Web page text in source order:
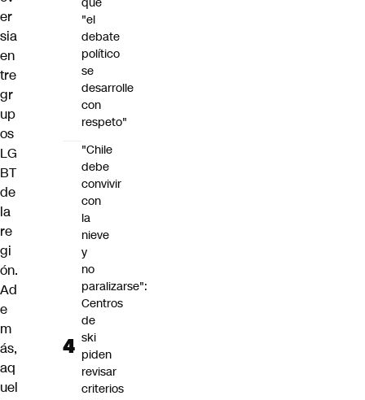
er
sia
en
tre
gr
up
os
LG
BT
de
la
re
gi
ón.
Ad
e
m
ás,
aq
uel
"el
debate
político
se
desarrolle
con
respeto"
"Chile
debe
convivir
con
la
nieve
y
no
paralizarse":
Centros
de
ski
piden
revisar
criterios